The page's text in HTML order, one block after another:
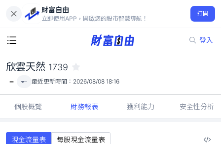
財富自由
立即使用APP，開啟您的股市智慧導航！
打開
登入
-
欣雲天然 1739
- - 最近更新時間： 2026/08/08 18:16
個股概覽 財務報表 獲利能力 安全性分析
現金流量表 每股現金流量表